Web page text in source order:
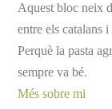
Aquest bloc neix
entre els catalans i
Perquè la pasta
sempre va bé.
Més sobre mi